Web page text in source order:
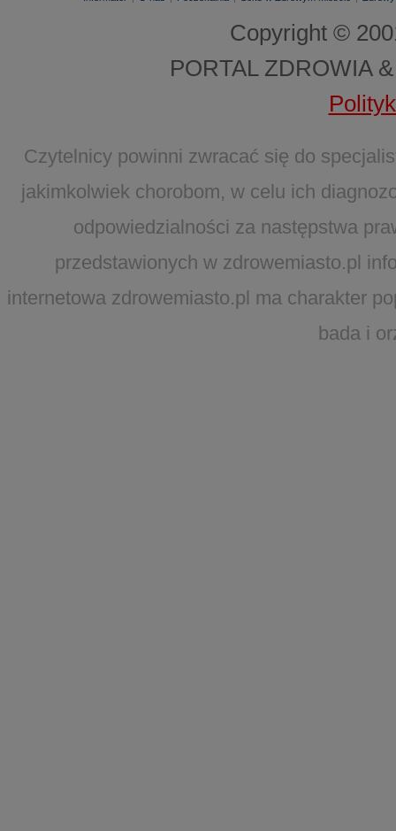
Copyright ©
PORTAL ZDROWIA
Czytelnicy powinni zwracać się do
jakimkolwiek chorobom, w celu ich
odpowiedzialności za następstwa
przedstawionych w zdrowemiasto.pl
internetowa zdrowemiasto.pl ma charakter
bada i